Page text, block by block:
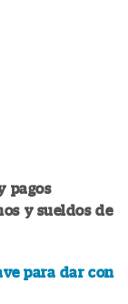
pagos
y sueldos de
para dar con